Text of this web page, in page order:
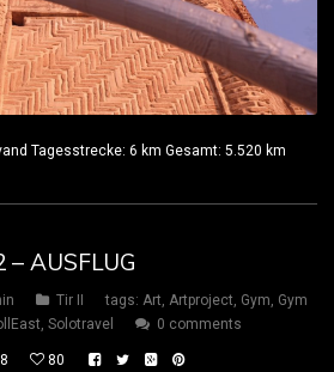
Tagesstrecke: 6 km Gesamt: 5.520 km
– AUSFLUG
Tir II tags: Art, Artproject, Gym, Gym
, Solotravel 0 comments
80